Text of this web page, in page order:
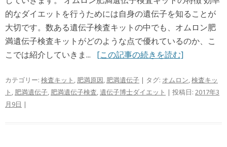
的なダイエットを行うためには自身の遺伝子を知ることが
大切です。数ある遺伝子検査キットの中でも、オムロン肥
満遺伝子検査キットがどのような点で優れているのか、こ
こでは紹介していきま... [この記事の続きを読む]
カテゴリー: 検査キット , 肥満原因, 肥満遺伝子 | タグ: オムロン,検査キッ
ト , 肥満遺伝子, 肥満遺伝子検査,遺伝子博士ダイエット | 投稿日: 2017年3
月9日 |